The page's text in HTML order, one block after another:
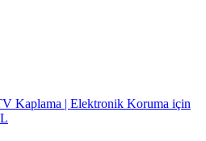
Kaplama | Elektronik Koruma için